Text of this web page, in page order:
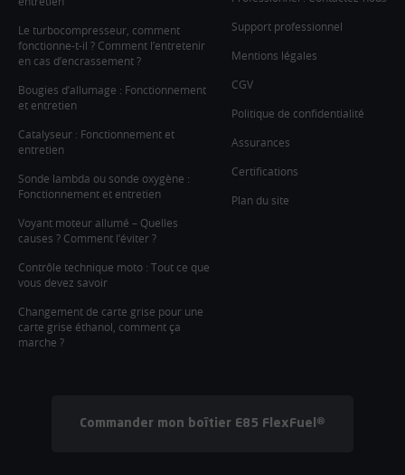
Le turbocompresseur, comment
fonctionne-t-il ? Comment l’entretenir
en cas d’encrassement ?
Bougies d’allumage : Fonctionnement
et entretien
Catalyseur : Fonctionnement et
entretien
Sonde lambda ou sonde oxygène :
Fonctionnement et entretien
Voyant moteur allumé – Quelles
causes ? Comment l’éviter ?
Contrôle technique moto : Tout ce que
vous devez savoir
Changement de carte grise pour une
carte grise éthanol, comment ça
marche ?
Support professionnel
Mentions légales
CGV
Politique de confidentialité
Assurances
Certifications
Plan du site
Commander mon boîtier E85 FlexFuel®